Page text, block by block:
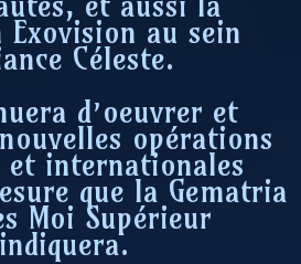
Exovision au sein
Céleste.
d’oeuvrer et
opérations
et internationales
que la Gematria
Moi Supérieur